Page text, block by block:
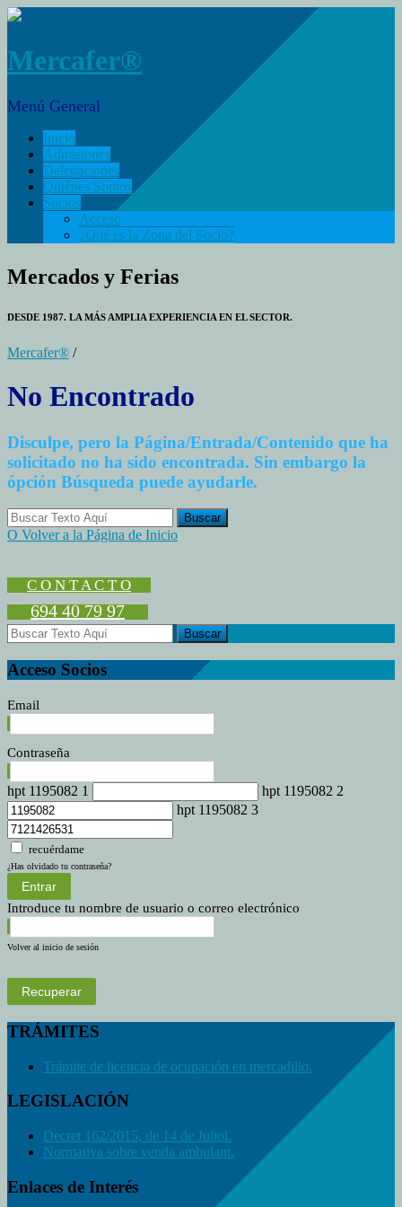
Mercafer®
Menú General
Inicio
Admisiones
Delegaciones
Quiénes Somos
Socios
Acceso
¿Qué es la Zona del Socio?
Mercados y Ferias
DESDE 1987. LA MÁS AMPLIA EXPERIENCIA EN EL SECTOR.
Mercafer® /
No Encontrado
Disculpe, pero la Página/Entrada/Contenido que ha
solicitado no ha sido encontrada. Sin embargo la
ópción Búsqueda puede ayudarle.
O Volver a la Página de Inicio
C O N T A C T O
694 40 79 97
Acceso Socios
Email
Contraseña
hpt 1195082 1
hpt 1195082 2
hpt 1195082 3
recuérdame
¿Has olvidado tu contraseña?
Entrar
Introduce tu nombre de usuario o correo electrónico
Volver al inicio de sesión
Recuperar
TRÁMITES
Trámite de licencia de ocupación en mercadillo.
LEGISLACIÓN
Decret 162/2015, de 14 de Juliol.
Normativa sobre venda ambulant.
Enlaces de Interés